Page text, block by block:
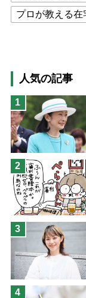
プロが教える在
猫が母になつき
息子の遠距離
兄がボケました
予防法
人気の記事
1
2
3
4